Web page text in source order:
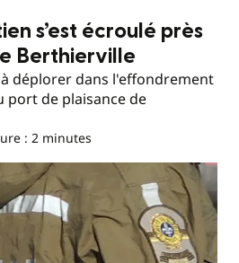
s’est écroulé près
Berthierville
déplorer dans l'effondrement
port de plaisance de
: 2 minutes